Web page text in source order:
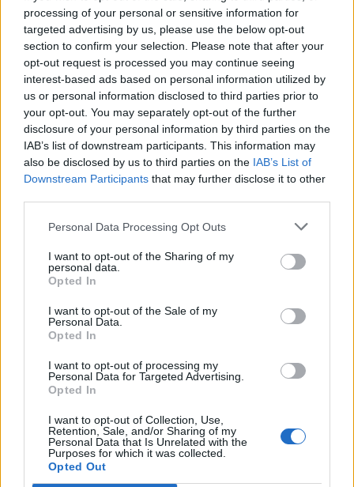
processing of your personal or sensitive information for
targeted advertising by us, please use the below opt-out
section to confirm your selection. Please note that after your
opt-out request is processed you may continue seeing
interest-based ads based on personal information utilized by
us or personal information disclosed to third parties prior to
your opt-out. You may separately opt-out of the further
disclosure of your personal information by third parties on the
IAB’s list of downstream participants. This information may
also be disclosed by us to third parties on the IAB’s List of
Downstream Participants that may further disclose it to other
Personal Data Processing Opt Outs
I want to opt-out of the Sharing of my
personal data.
Opted In
I want to opt-out of the Sale of my
Personal Data.
Opted In
I want to opt-out of processing my
Personal Data for Targeted Advertising.
Opted In
I want to opt-out of Collection, Use,
Retention, Sale, and/or Sharing of my
Personal Data that Is Unrelated with the
Purposes for which it was collected.
Opted Out
Rozpocznij quiz
Co Twoje wybory mówią o
Czy zgadniemy, jaki jest Twój
obecny nastrój?
Narysuj obrazek, a powiem Ci,
jaki jesteś!